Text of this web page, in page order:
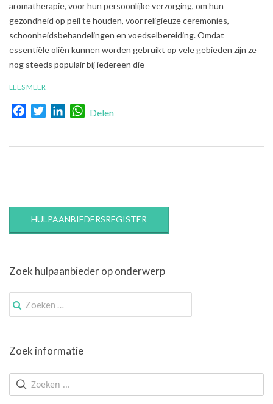
aromatherapie, voor hun persoonlijke verzorging, om hun
gezondheid op peil te houden, voor religieuze ceremonies,
schoonheidsbehandelingen en voedselbereiding. Omdat
essentiële oliën kunnen worden gebruikt op vele gebieden zijn ze
nog steeds populair bij iedereen die
LEES MEER
FacebookTwitterLinkedInWhatsApp
Delen
HULPAANBIEDERSREGISTER
Zoek hulpaanbieder op onderwerp
Zoek
naar:
Zoek informatie